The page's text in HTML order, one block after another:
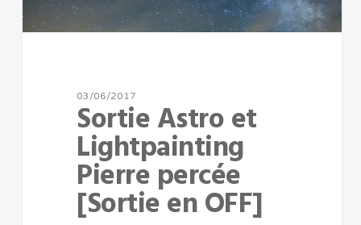
03/06/2017
Sortie Astro et
Lightpainting
Pierre percée
[Sortie en OFF]